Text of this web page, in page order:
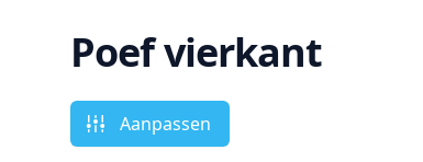
Poef vierkant
Aanpassen